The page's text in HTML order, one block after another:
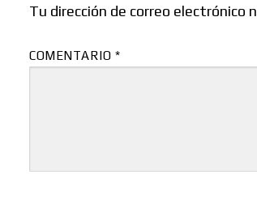
Tu dirección de correo electrónico
COMENTARIO *